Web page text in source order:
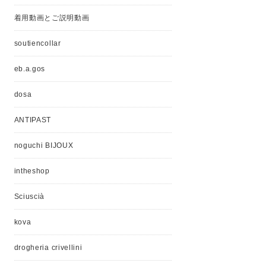
着用動画とご説明動画
soutiencollar
eb.a.gos
dosa
ANTIPAST
noguchi BIJOUX
intheshop
Sciuscià
kova
drogheria crivellini